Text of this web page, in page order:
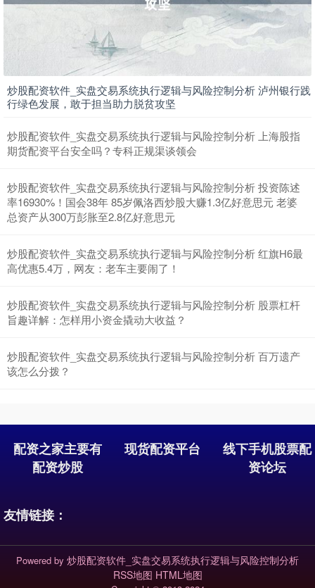
+39.68 +1.02%
沪深300
炒股配资软件_实盘交易系统执行逻辑与风险控制分析 泸州银行践
行绿色发展，敢于担当助力脱贫攻坚
炒股配资软件_实盘交易系统执行逻辑与风险控制分析 上海股指
期货配资平台安全吗？专科正规渠谈领会
炒股配资软件_实盘交易系统执行逻辑与风险控制分析 投资陈述
率16930%！国会38年 85岁佩洛西炒股大赚1.3亿好意思元 老婆
总资产从300万彭胀至2.8亿好意思元
炒股配资软件_实盘交易系统执行逻辑与风险控制分析 红旗H6最
高优惠5.4万，网友：老车主要闹了！
炒股配资软件_实盘交易系统执行逻辑与风险控制分析 股票杠杆
旨趣详解：怎样用小资金撬动大收益？
炒股配资软件_实盘交易系统执行逻辑与风险控制分析 百万遗产
该怎么分拨？
配资之家主要有
配资炒股
现货配资平台
线下手机股票配
资论坛
友情链接：
Powered by 炒股配资软件_实盘交易系统执行逻辑与风险控制分析
RSS地图 HTML地图